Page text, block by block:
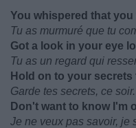
You whispered that you
Tu as murmuré que tu
Got a look in your eye
Tu as un regard qui
Hold on to your secrets
Garde tes secrets, ce soir.
Don't want to know I'm
Je ne veux pas savoir, je